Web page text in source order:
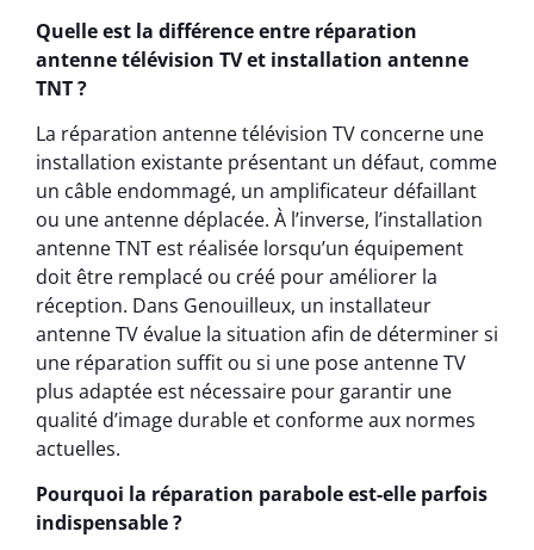
Quelle est la différence entre réparation
antenne télévision TV et installation antenne
TNT ?
La réparation antenne télévision TV concerne une
installation existante présentant un défaut, comme
un câble endommagé, un amplificateur défaillant
ou une antenne déplacée. À l’inverse, l’installation
antenne TNT est réalisée lorsqu’un équipement
doit être remplacé ou créé pour améliorer la
réception. Dans Genouilleux, un installateur
antenne TV évalue la situation afin de déterminer si
une réparation suffit ou si une pose antenne TV
plus adaptée est nécessaire pour garantir une
qualité d’image durable et conforme aux normes
actuelles.
Pourquoi la réparation parabole est-elle parfois
indispensable ?